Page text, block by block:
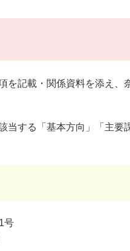
を記載・関係資料を添え、
する「基本方向」「主要
号